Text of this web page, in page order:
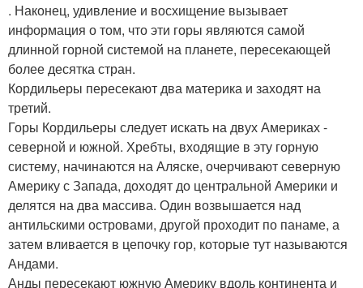
. Наконец, удивление и восхищение вызывает
информация о том, что эти горы являются самой
длинной горной системой на планете, пересекающей
более десятка стран.
Кордильеры пересекают два материка и заходят на
третий.
Горы Кордильеры следует искать на двух Америках -
северной и южной. Хребты, входящие в эту горную
систему, начинаются на Аляске, очерчивают северную
Америку с Запада, доходят до центральной Америки и
делятся на два массива. Один возвышается над
антильскими островами, другой проходит по панаме, а
затем вливается в цепочку гор, которые тут называются
Андами.
Анды пересекают южную Америку вдоль континента и